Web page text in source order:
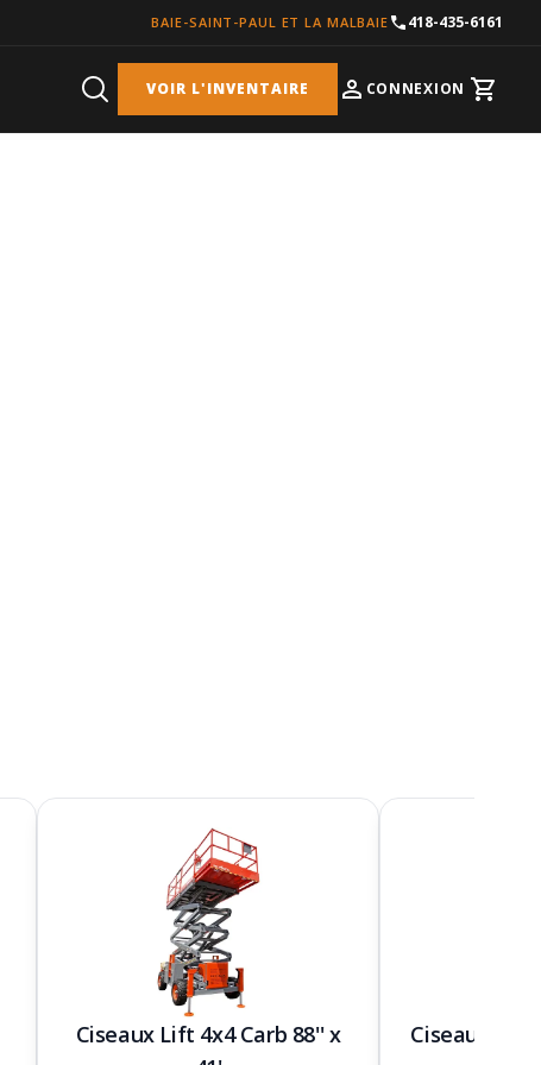
BAIE-SAINT-PAUL ET LA MALBAIE 418-435-6161
VOIR L'INVENTAIRE CONNEXION Cart
Ciseaux Lift 4x4 Carb 88'' x
Ciseaux Lift